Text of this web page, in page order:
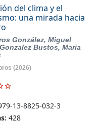
del clima y el
una mirada hacia
González, Miguel
Gonzalez Bustos, Maria
(2026)
13-8825-032-3
428